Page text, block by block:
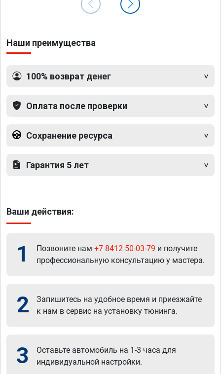
Наши преимущества
100% возврат денег
Оплата после проверки
Сохранение ресурса
Гарантия 5 лет
Ваши действия:
1 Позвоните нам +7 8412 50-03-79 и получите
профессиональную консультацию у мастера.
2
Запишитесь на удобное время и приезжайте
к нам в сервис на установку тюнинга.
3
Оставьте автомобиль на 1-3 часа для
индивидуальной настройки.